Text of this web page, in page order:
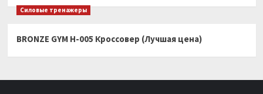
Силовые тренажеры
BRONZE GYM H-005 Кроссовер (Лучшая цена)